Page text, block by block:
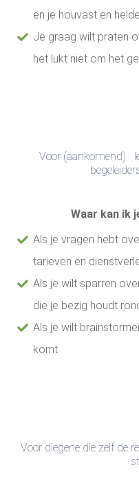
en je houvast en
Je graag wilt praten
het lukt niet om het
Voor (aankomend)
Waar kan ik
Als je vragen hebt
tarieven en
Als je wilt sparren
die je bezig houdt
Als je wilt
komt
Voor diegene die zelf de